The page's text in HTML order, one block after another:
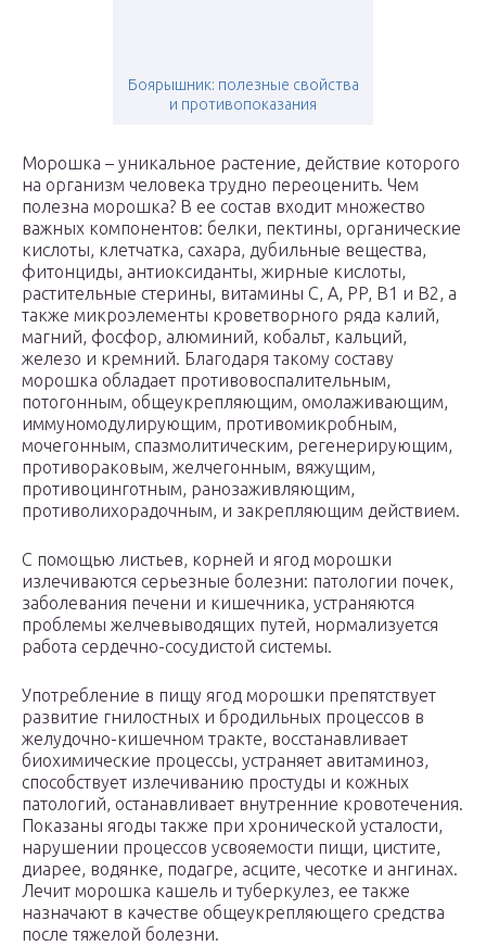
Боярышник: полезные свойства
и противопоказания
Морошка – уникальное растение, действие которого
на организм человека трудно переоценить. Чем
полезна морошка? В ее состав входит множество
важных компонентов: белки, пектины, органические
кислоты, клетчатка, сахара, дубильные вещества,
фитонциды, антиоксиданты, жирные кислоты,
растительные стерины, витамины C, A, PP, B1 и B2, а
также микроэлементы кроветворного ряда калий,
магний, фосфор, алюминий, кобальт, кальций,
железо и кремний. Благодаря такому составу
морошка обладает противовоспалительным,
потогонным, общеукрепляющим, омолаживающим,
иммуномодулирующим, противомикробным,
мочегонным, спазмолитическим, регенерирующим,
противораковым, желчегонным, вяжущим,
противоцинготным, ранозаживляющим,
противолихорадочным, и закрепляющим действием.
С помощью листьев, корней и ягод морошки
излечиваются серьезные болезни: патологии почек,
заболевания печени и кишечника, устраняются
проблемы желчевыводящих путей, нормализуется
работа сердечно-сосудистой системы.
Употребление в пищу ягод морошки препятствует
развитие гнилостных и бродильных процессов в
желудочно-кишечном тракте, восстанавливает
биохимические процессы, устраняет авитаминоз,
способствует излечиванию простуды и кожных
патологий, останавливает внутренние кровотечения.
Показаны ягоды также при хронической усталости,
нарушении процессов усвояемости пищи, цистите,
диарее, водянке, подагре, асците, чесотке и ангинах.
Лечит морошка кашель и туберкулез, ее также
назначают в качестве общеукрепляющего средства
после тяжелой болезни.